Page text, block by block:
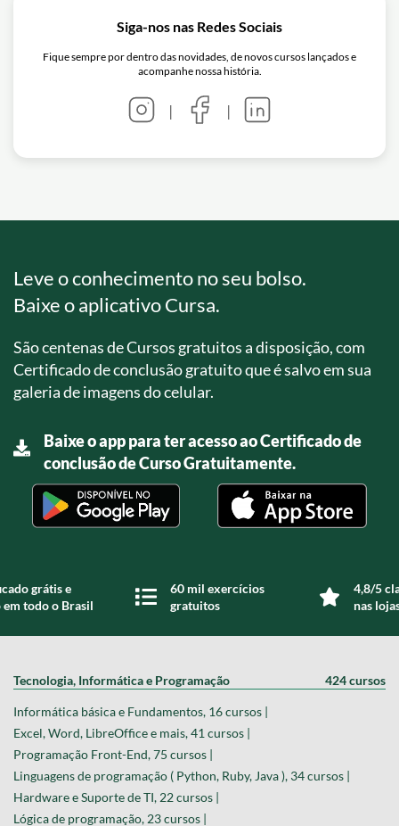
Siga-nos nas Redes Sociais
Fique sempre por dentro das novidades, de novos cursos lançados e
acompanhe nossa história.
| |
Leve o conhecimento no seu bolso.
Baixe o aplicativo Cursa.
São centenas de Cursos gratuitos a disposição, com
Certificado de conclusão gratuito que é salvo em sua
galeria de imagens do celular.
Baixe o app para ter acesso ao Certificado de
conclusão de Curso Gratuitamente.
grátis e
todo o Brasil
60 mil exercícios
gratuitos
4,8/5
nas
Tecnologia, Informática e Programação 424 cursos
Informática básica e Fundamentos, 16 cursos |
Excel, Word, LibreOffice e mais, 41 cursos |
Programação Front-End, 75 cursos |
Linguagens de programação ( Python, Ruby, Java ), 34 cursos |
Hardware e Suporte de TI, 22 cursos |
Lógica de programação, 23 cursos |